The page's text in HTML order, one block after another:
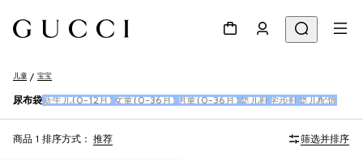
儿童 宝宝
尿布袋 新生儿(0-12月) 女童(0-36月) 男童(0-36月) 婴儿鞋 学步鞋 婴儿配饰
商品 1 排序方式： 推荐 筛选并排序